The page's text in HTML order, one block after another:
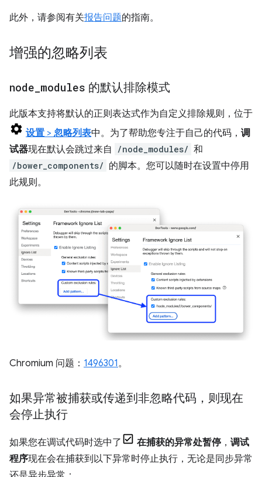
此外，请参阅有关报告问题的指南。
增强的忽略列表
node modules 的默认排除模式
此版本支持将默认的正则表达式作为自定义排除规则，位于
设置 > 忽略列表中。为了帮助您专注于自己的代码， 调
试器现在默认会跳过来自 /node_modules/ 和
/bower_components/ 的脚本。您可以随时在设置中停用
此规则。
Chromium 问题： 1496301。
如果异常被捕获或传递到非忽略代码，则现在
会停止执行
如果您在调试代码时选中了 在捕获的异常处暂停 ， 调试
程序现在会在捕获到以下异常时停止执行，无论是同步异常